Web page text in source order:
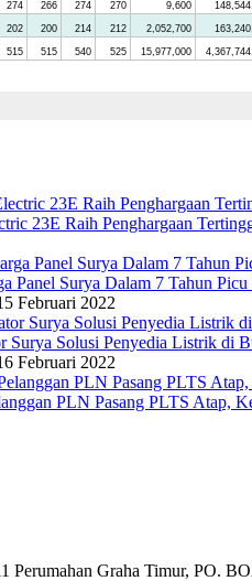
23E Raih Penghargaan
Panel Surya Dalam 7 Tahun
Februari 2022
Surya Solusi Penyedia Listrik di
Februari 2022
PLN Pasang PLTS Atap,
Perumahan Graha Timur, PO.